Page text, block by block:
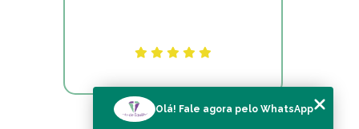
Olá! Fale agora pelo WhatsApp